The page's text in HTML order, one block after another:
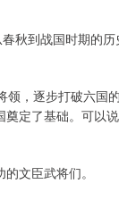
春秋到战国时期
，逐步打破六国
定了基础。可以
文臣武将们。